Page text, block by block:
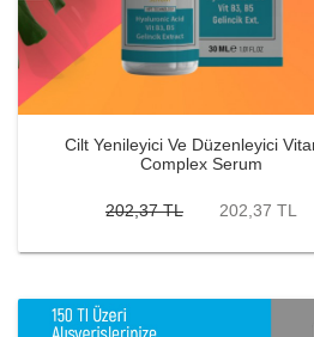
Cilt Yenileyici Ve Düzenleyici
Complex Serum
202,37 TL 202,37 TL